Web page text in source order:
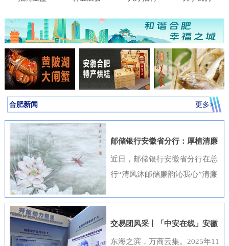
合肥新闻 更多>
邮储银行安徽省分行：厚植清廉
金融文化筑牢高质量发展根基
近日，邮储银行安徽省分行在总
行“清风沐邮储廉韵沁我心”清廉
出，选送的四部作品全部获奖，
获奖数量位居全国首位，并荣
交易团风采丨「中安在线」安徽
元素闪耀进博会
东海之滨，万商云集。2025年11